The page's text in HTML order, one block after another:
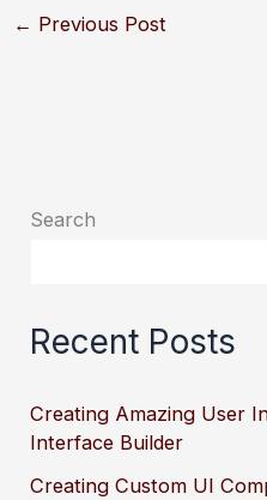
← Previous Post
Search
Recent Posts
Creating Amazing User
Interface Builder
Creating Custom UI